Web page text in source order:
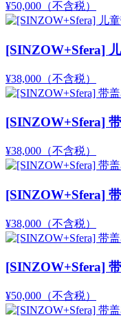
¥50,000 （不含税）
[SINZOW+Sfera]
¥38,000 （不含税）
[SINZOW+Sfera]
¥38,000 （不含税）
[SINZOW+Sfera] 带
¥38,000 （不含税）
[SINZOW+Sfera]
¥50,000 （不含税）